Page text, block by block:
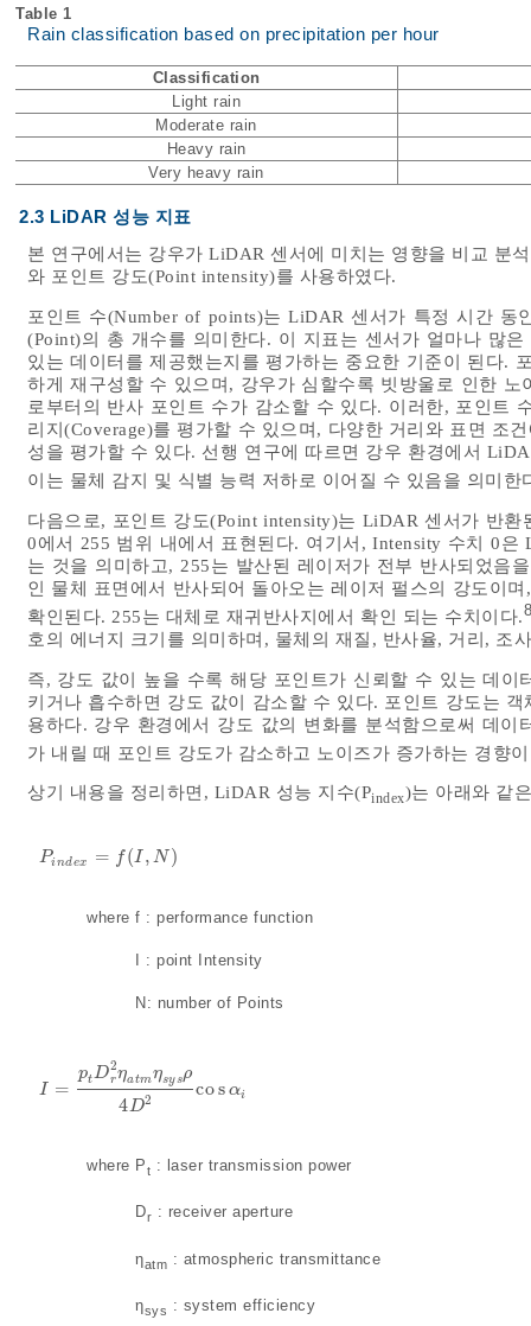
Table 1
Rain classification based on precipitation per hour
Classification
Light rain
Moderate rain
Heavy rain
Very heavy rain
2.3 LiDAR 성능 지표
본 연구에서는 강우가 LiDAR 센서에 미치는 영향을 비교 분
와 포인트 강도(Point intensity)를 사용하였다.
포인트 수(Number of points)는 LiDAR 센서가 특정 시간
(Point)의 총 개수를 의미한다. 이 지표는 센서가 얼마나 많
있는 데이터를 제공했는지를 평가하는 중요한 기준이 된다.
하게 재구성할 수 있으며, 강우가 심할수록 빗방울로 인한
로부터의 반사 포인트 수가 감소할 수 있다. 이러한, 포인트
리지(Coverage)를 평가할 수 있으며, 다양한 거리와 표면 조
성을 평가할 수 있다. 선행 연구에 따르면 강우 환경에서
이는 물체 감지 및 식별 능력 저하로 이어질 수 있음을 의미한
다음으로, 포인트 강도(Point intensity)는 LiDAR 센서가 반
0에서 255 범위 내에서 표현된다. 여기서, Intensity 수치 0
는 것을 의미하고, 255는 발산된 레이저가 전부 반사되었음
인 물체 표면에서 반사되어 돌아오는 레이저 펄스의 강도이
확인된다. 255는 대체로 재귀반사지에서 확인 되는 수치이다.
호의 에너지 크기를 의미하며, 물체의 재질, 반사율, 거리, 조
즉, 강도 값이 높을 수록 해당 포인트가 신뢰할 수 있는 데
키거나 흡수하면 강도 값이 감소할 수 있다. 포인트 강도는
용하다. 강우 환경에서 강도 값의 변화를 분석함으로써 데
가 내릴 때 포인트 강도가 감소하고 노이즈가 증가하는 경향
상기 내용을 정리하면, LiDAR 성능 지수(Pindex)는 아래와 같
Pindex = f (I , N )
Pin de x =f(I,N
where f : performance function
I : point Intensity
N: number of Points
I =
ptD2
rηatmηsysρ
4D2 cos αi
I=p Dr2ηatmηsysρ4D2c
where Pt : laser transmission power
Dr : receiver aperture
ηatm : atmospheric transmittance
ηsys : system efficiency